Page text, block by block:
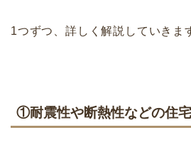
1つずつ、詳しく解説していきま
①耐震性や断熱性などの住